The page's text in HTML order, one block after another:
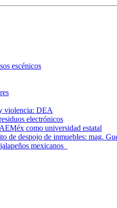
escénicos
violencia: DEA
electrónicos
como universidad estatal
de despojo de inmuebles: mag.
mexicanos